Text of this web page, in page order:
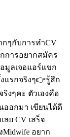
ๆกับการทำCV
การอยากสมัคร
มูลเจอแอร์แขก
แรกจริงๆ👉รู้สึก
งๆคะ ตัวเองคือ
ออกมา เขียนได้ดี
ย CV เสร็จ
อยาก